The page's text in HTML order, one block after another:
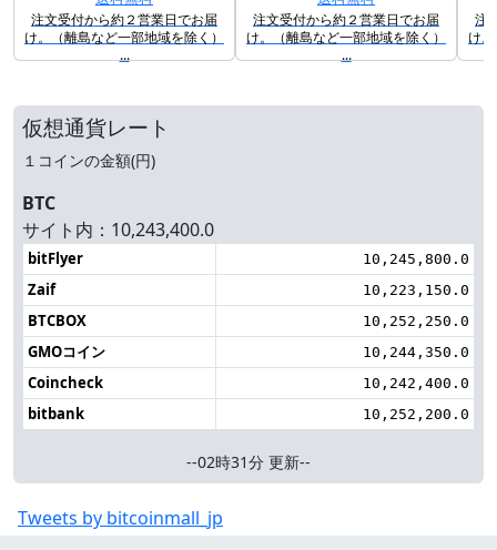
注文受付から約２営業日でお届
け。（離島など一部地域を除く）
...
注文受付から約２営業日でお届
け。（離島など一部地域を除く）
...
注
け
仮想通貨レート
１コインの金額(円)
BTC
サイト内：10,243,400.0
bitFlyer 10,245,800.0
Zaif 10,223,150.0
BTCBOX 10,252,250.0
GMOコイン 10,244,350.0
Coincheck 10,242,400.0
bitbank 10,252,200.0
--02時31分 更新--
Tweets by bitcoinmall_jp